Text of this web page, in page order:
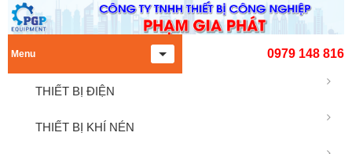
0979 148 816
Menu
THIẾT BỊ ĐIỆN
THIẾT BỊ KHÍ NÉN